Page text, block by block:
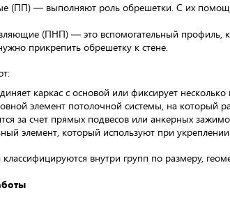
(ПП) — выполняют роль обрешетки. С их
(ПНП) — это вспомогательный профиль,
прикрепить обрешетку к стене.
каркас с основой или фиксирует несколько
элемент потолочной системы, на который
за счет прямых подвесов или анкерных
элемент, который используют при
внутри групп по размеру,